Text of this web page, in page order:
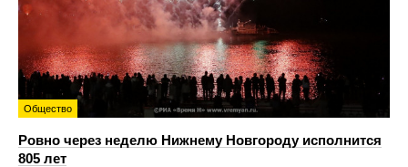
Общество
Ровно через неделю Нижнему Новгороду исполнится
805 лет